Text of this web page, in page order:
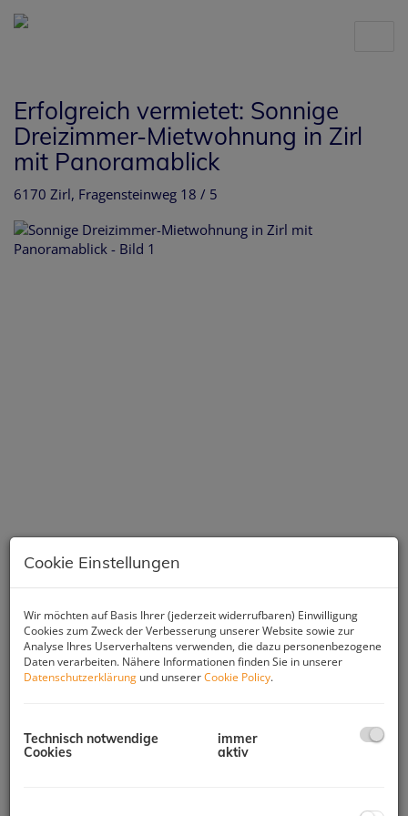
Erfolgreich vermietet: Sonnige
Dreizimmer-Mietwohnung in Zirl
mit Panoramablick
6170 Zirl, Fragensteinweg 18 / 5
Beschreibung
eingeteilte Dreizimmerwohnung liegt am Fragensteinweg 18
in Zirl im DG eines Wohnhauses mit nur 6 Einheiten,
Cookie Einstellungen
Wir möchten auf Basis Ihrer (jederzeit widerrufbaren) Einwilligung
Cookies zum Zweck der Verbesserung unserer Website sowie zur
Analyse Ihres Userverhaltens verwenden, die dazu personenbezogene
Daten verarbeiten. Nähere Informationen finden Sie in unserer
Datenschutzerklärung und unsererCookie Policy.
Technisch notwendige
Cookies
immer
aktiv